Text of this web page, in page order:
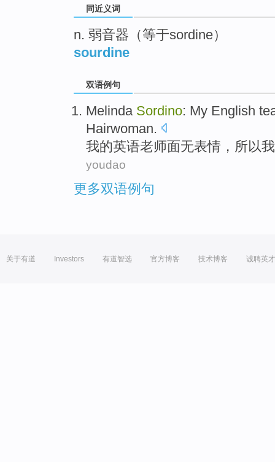
同近义词
n. 弱音器（等于sordine）
sourdine
双语例句
Melinda Sordino: My English
Hairwoman.
我的英语老师面无表情 ，所以我
youdao
更多双语例句
关于有道 Investors 有道智选 官方博客 技术博客 诚聘英才